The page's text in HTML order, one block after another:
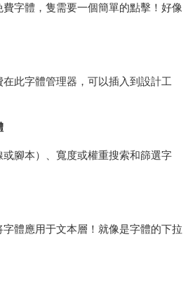
字體，隻需要一個簡單的點擊！好像
此字體管理器，可以插入到設計工
腳本）、寬度或權重搜索和篩選字
體應用于文本層！就像是字體的下拉